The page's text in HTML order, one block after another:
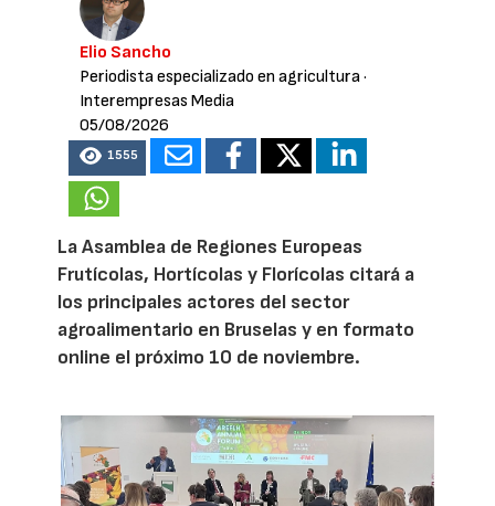
Elio Sancho
Periodista especializado en agricultura·
Interempresas Media
05/08/2026
1555
La Asamblea de Regiones Europeas
Frutícolas, Hortícolas y Florícolas citará a
los principales actores del sector
agroalimentario en Bruselas y en formato
online el próximo 10 de noviembre.